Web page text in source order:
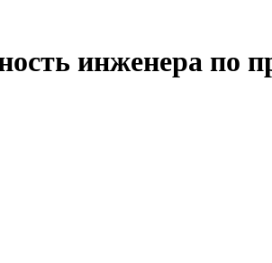
инженера по